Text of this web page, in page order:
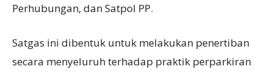
Perhubungan, dan Satpol PP.
Satgas ini dibentuk untuk melakukan penertiban
secara menyeluruh terhadap praktik perparkiran